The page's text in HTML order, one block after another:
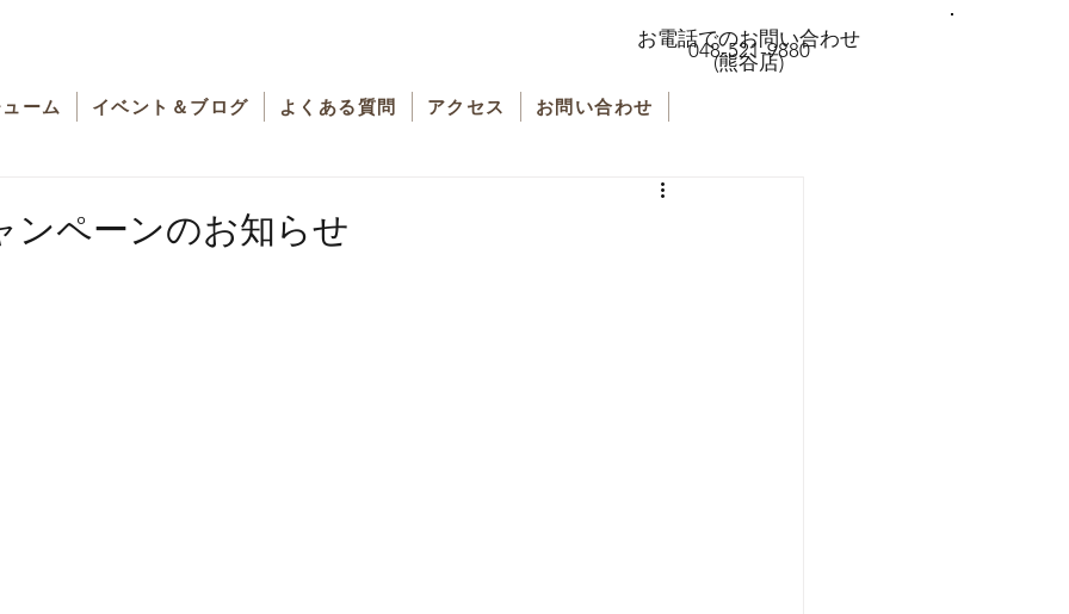
ーム イベント＆ブログ よくある質問 アクセス お問い合わせ
お電話でのお問い合わせ
048-521-9880
(熊谷店)
ペーンのお知らせ